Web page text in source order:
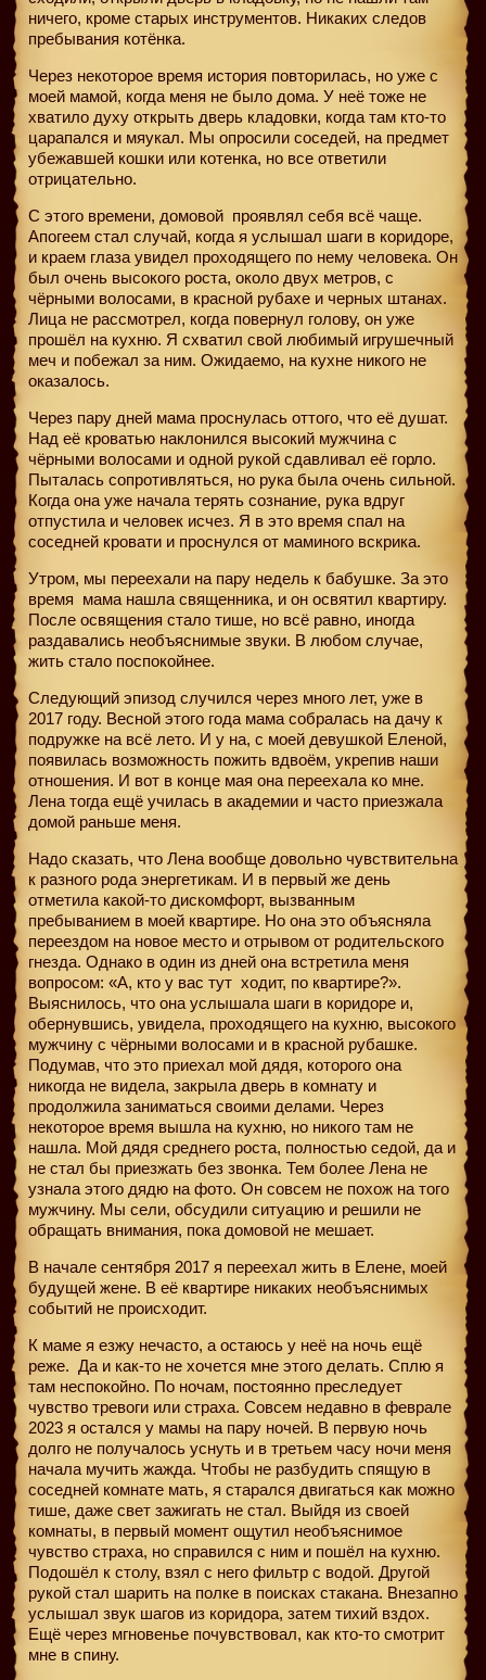
ничего, кроме старых инструментов. Никаких следов
пребывания котёнка.
Через некоторое время история повторилась, но уже с
моей мамой, когда меня не было дома. У неё тоже не
хватило духу открыть дверь кладовки, когда там кто-то
царапался и мяукал. Мы опросили соседей, на предмет
убежавшей кошки или котенка, но все ответили
отрицательно.
С этого времени, домовой проявлял себя всё чаще.
Апогеем стал случай, когда я услышал шаги в коридоре,
и краем глаза увидел проходящего по нему человека. Он
был очень высокого роста, около двух метров, с
чёрными волосами, в красной рубахе и черных штанах.
Лица не рассмотрел, когда повернул голову, он уже
прошёл на кухню. Я схватил свой любимый игрушечный
меч и побежал за ним. Ожидаемо, на кухне никого не
оказалось.
Через пару дней мама проснулась оттого, что её душат.
Над её кроватью наклонился высокий мужчина с
чёрными волосами и одной рукой сдавливал её горло.
Пыталась сопротивляться, но рука была очень сильной.
Когда она уже начала терять сознание, рука вдруг
отпустила и человек исчез. Я в это время спал на
соседней кровати и проснулся от маминого вскрика.
Утром, мы переехали на пару недель к бабушке. За это
время мама нашла священника, и он освятил квартиру.
После освящения стало тише, но всё равно, иногда
раздавались необъяснимые звуки. В любом случае,
жить стало поспокойнее.
Следующий эпизод случился через много лет, уже в
2017 году. Весной этого года мама собралась на дачу к
подружке на всё лето. И у на, с моей девушкой Еленой,
появилась возможность пожить вдвоём, укрепив наши
отношения. И вот в конце мая она переехала ко мне.
Лена тогда ещё училась в академии и часто приезжала
домой раньше меня.
Надо сказать, что Лена вообще довольно чувствительна
к разного рода энергетикам. И в первый же день
отметила какой-то дискомфорт, вызванным
пребыванием в моей квартире. Но она это объясняла
переездом на новое место и отрывом от родительского
гнезда. Однако в один из дней она встретила меня
вопросом: «А, кто у вас тут ходит, по квартире?».
Выяснилось, что она услышала шаги в коридоре и,
обернувшись, увидела, проходящего на кухню, высокого
мужчину с чёрными волосами и в красной рубашке.
Подумав, что это приехал мой дядя, которого она
никогда не видела, закрыла дверь в комнату и
продолжила заниматься своими делами. Через
некоторое время вышла на кухню, но никого там не
нашла. Мой дядя среднего роста, полностью седой, да и
не стал бы приезжать без звонка. Тем более Лена не
узнала этого дядю на фото. Он совсем не похож на того
мужчину. Мы сели, обсудили ситуацию и решили не
обращать внимания, пока домовой не мешает.
В начале сентября 2017 я переехал жить в Елене, моей
будущей жене. В её квартире никаких необъяснимых
событий не происходит.
К маме я езжу нечасто, а остаюсь у неё на ночь ещё
реже. Да и как-то не хочется мне этого делать. Сплю я
там неспокойно. По ночам, постоянно преследует
чувство тревоги или страха. Совсем недавно в феврале
2023 я остался у мамы на пару ночей. В первую ночь
долго не получалось уснуть и в третьем часу ночи меня
начала мучить жажда. Чтобы не разбудить спящую в
соседней комнате мать, я старался двигаться как можно
тише, даже свет зажигать не стал. Выйдя из своей
комнаты, в первый момент ощутил необъяснимое
чувство страха, но справился с ним и пошёл на кухню.
Подошёл к столу, взял с него фильтр с водой. Другой
рукой стал шарить на полке в поисках стакана. Внезапно
услышал звук шагов из коридора, затем тихий вздох.
Ещё через мгновенье почувствовал, как кто-то смотрит
мне в спину.